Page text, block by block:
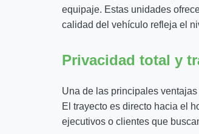
equipaje. Estas unidades
calidad del vehículo refleja el
Privacidad total y
Una de las principales
El trayecto es directo hacia el
ejecutivos o clientes que